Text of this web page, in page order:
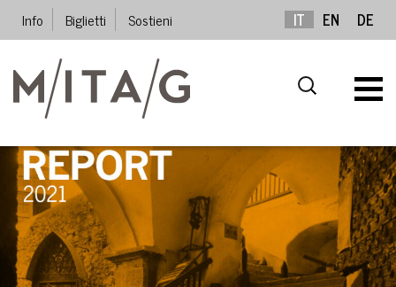
Info Biglietti Sostieni IT EN DE